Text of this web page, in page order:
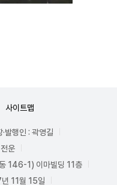
사이트맵
·발행인 : 곽영길
운
146-1) 이마빌딩 11층
11월 15일